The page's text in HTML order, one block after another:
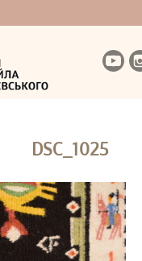
DSC_1025